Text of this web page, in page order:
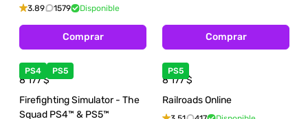
3.89 1579 Disponible
Comprar Comprar
PS4 PS5
8 177$
Firefighting Simulator - The
Squad PS4™ & PS5™
PS5
8 177$
Railroads Online